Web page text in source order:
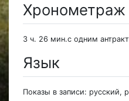
Хронометраж
3 ч. 26 мин.с одним
Язык
Показы в записи: русский,